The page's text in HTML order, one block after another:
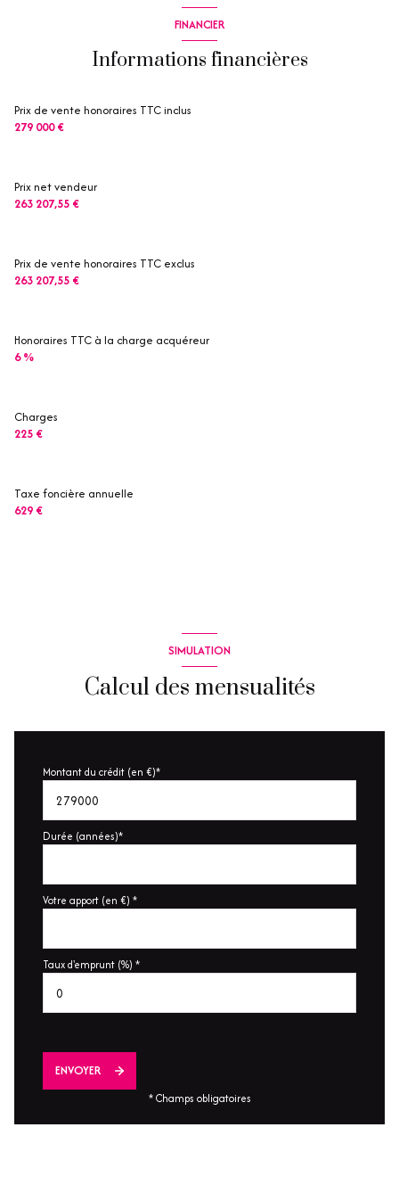
FINANCIER
Informations financières
Prix de vente honoraires TTC inclus
279 000 €
Prix net vendeur
263 207,55 €
Prix de vente honoraires TTC exclus
263 207,55 €
Honoraires TTC à la charge acquéreur
6 %
Charges
225 €
Taxe foncière annuelle
629 €
SIMULATION
Calcul des mensualités
Montant du crédit (en €)*
Durée (années)*
Votre apport (en €) *
Taux d'emprunt (%) *
ENVOYER
* Champs obligatoires